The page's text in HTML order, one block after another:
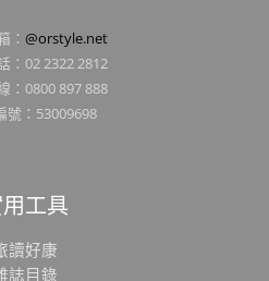
： @orstyle.net
：02 2322 2812
：0800 897 888
號：53009698
工具
讀好康
誌目錄